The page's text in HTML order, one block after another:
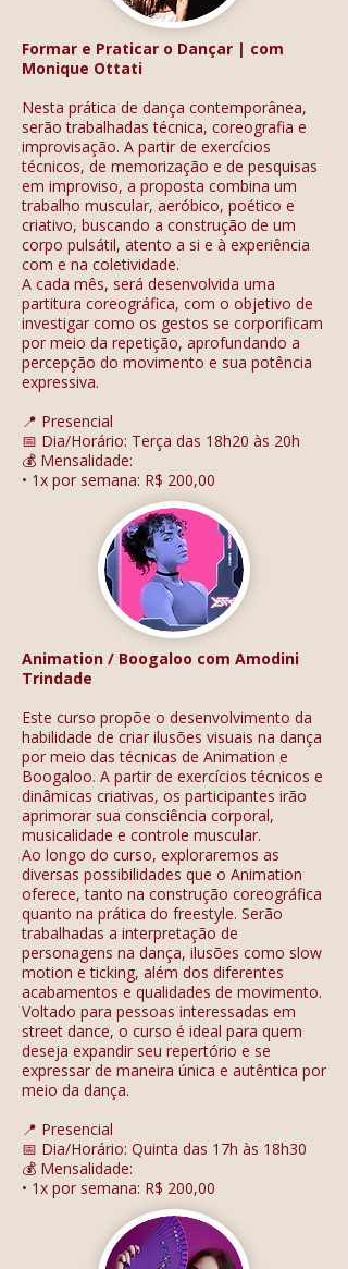
Formar e Praticar o Dançar | com
Monique Ottati
Nesta prática de dança contemporânea,
serão trabalhadas técnica, coreografia e
improvisação. A partir de exercícios
técnicos, de memorização e de pesquisas
em improviso, a proposta combina um
trabalho muscular, aeróbico, poético e
criativo, buscando a construção de um
corpo pulsátil, atento a si e à experiência
com e na coletividade.
A cada mês, será desenvolvida uma
partitura coreográfica, com o objetivo de
investigar como os gestos se corporificam
por meio da repetição, aprofundando a
percepção do movimento e sua potência
expressiva.
📍 Presencial
📅 Dia/Horário: Terça das 18h20 às 20h
💰 Mensalidade:
• 1x por semana: R$ 200,00
Animation / Boogaloo com Amodini
Trindade
Este curso propõe o desenvolvimento da
habilidade de criar ilusões visuais na dança
por meio das técnicas de Animation e
Boogaloo. A partir de exercícios técnicos e
dinâmicas criativas, os participantes irão
aprimorar sua consciência corporal,
musicalidade e controle muscular.
Ao longo do curso, exploraremos as
diversas possibilidades que o Animation
oferece, tanto na construção coreográfica
quanto na prática do freestyle. Serão
trabalhadas a interpretação de
personagens na dança, ilusões como slow
motion e ticking, além dos diferentes
acabamentos e qualidades de movimento.
Voltado para pessoas interessadas em
street dance, o curso é ideal para quem
deseja expandir seu repertório e se
expressar de maneira única e autêntica por
meio da dança.
📍 Presencial
📅 Dia/Horário: Quinta das 17h às 18h30
💰 Mensalidade:
• 1x por semana: R$ 200,00